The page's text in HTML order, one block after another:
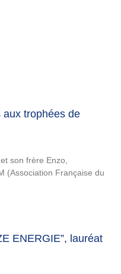
aux trophées de
son frère Enzo,
(Association Française du
ENERGIE”, lauréat